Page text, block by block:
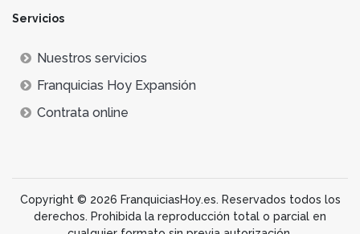
Servicios
Nuestros servicios
Franquicias Hoy Expansión
Contrata online
Copyright © 2026 FranquiciasHoy.es. Reservados todos los
derechos. Prohibida la reproducción total o parcial en